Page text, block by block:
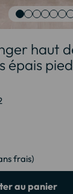
haut
épais
frais)
au panier